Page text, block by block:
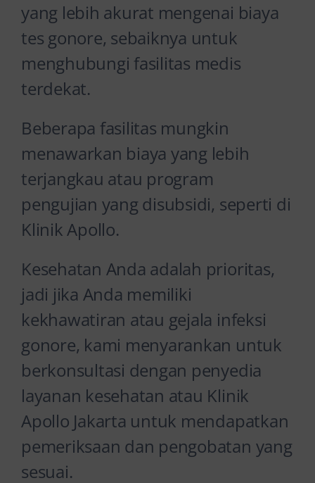
yang lebih akurat mengenai biaya
tes gonore, sebaiknya untuk
menghubungi fasilitas medis
terdekat.
Beberapa fasilitas mungkin
menawarkan biaya yang lebih
terjangkau atau program
pengujian yang disubsidi, seperti di
Klinik Apollo.
Kesehatan Anda adalah prioritas,
jadi jika Anda memiliki
kekhawatiran atau gejala infeksi
gonore, kami menyarankan untuk
berkonsultasi dengan penyedia
layanan kesehatan atau Klinik
Apollo Jakarta untuk mendapatkan
pemeriksaan dan pengobatan yang
sesuai.